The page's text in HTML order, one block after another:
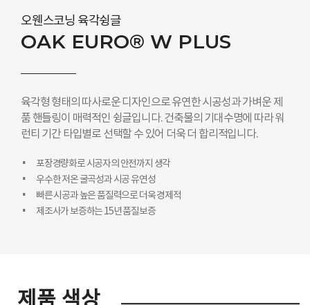
오웬스코닝 육각슁글
OAK EURO® W PLUS
육각형 형태의 따사로운 디자인으로 유연한 시공성과 가벼운 제
품 핸들링이 매력적인 슁글입니다. 건축물의 기대수명에 따라 워
런티 기간 타입별로 선택할 수 있어 더욱 더 합리적입니다.
포장경량화로 시공자의 안전까지 생각
우수한 저온 굴곡성과 시공 유연성
빠른 시공과 높은 품질력으로 더욱 경제적
제조사가 보증하는 15년 품질보증
제품 색상